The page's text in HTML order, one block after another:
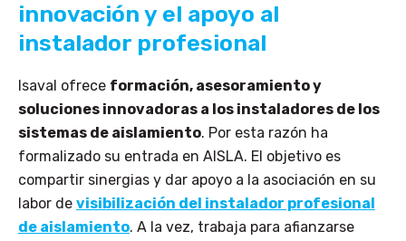
innovación y el apoyo al
instalador profesional
Isaval ofrece formación, asesoramiento y
soluciones innovadoras a los instaladores de los
sistemas de aislamiento. Por esta razón ha
formalizado su entrada en AISLA. El objetivo es
compartir sinergias y dar apoyo a la asociación en su
labor de visibilización del instalador profesional
de aislamiento. A la vez, trabaja para afianzarse